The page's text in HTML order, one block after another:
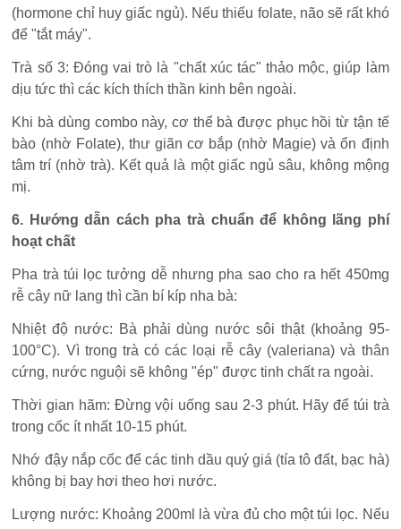
(hormone chỉ huy giấc ngủ). Nếu thiếu folate, não sẽ rất khó
để "tắt máy".
Trà số 3: Đóng vai trò là "chất xúc tác" thảo mộc, giúp làm
dịu tức thì các kích thích thần kinh bên ngoài.
Khi bà dùng combo này, cơ thể bà được phục hồi từ tận tế
bào (nhờ Folate), thư giãn cơ bắp (nhờ Magie) và ổn định
tâm trí (nhờ trà). Kết quả là một giấc ngủ sâu, không mộng
mị.
6. Hướng dẫn cách pha trà chuẩn để không lãng phí
hoạt chất
Pha trà túi lọc tưởng dễ nhưng pha sao cho ra hết 450mg
rễ cây nữ lang thì cần bí kíp nha bà:
Nhiệt độ nước: Bà phải dùng nước sôi thật (khoảng 95-
100°C). Vì trong trà có các loại rễ cây (valeriana) và thân
cứng, nước nguội sẽ không "ép" được tinh chất ra ngoài.
Thời gian hãm: Đừng vội uống sau 2-3 phút. Hãy để túi trà
trong cốc ít nhất 10-15 phút.
Nhớ đậy nắp cốc để các tinh dầu quý giá (tía tô đất, bạc hà)
không bị bay hơi theo hơi nước.
Lượng nước: Khoảng 200ml là vừa đủ cho một túi lọc. Nếu